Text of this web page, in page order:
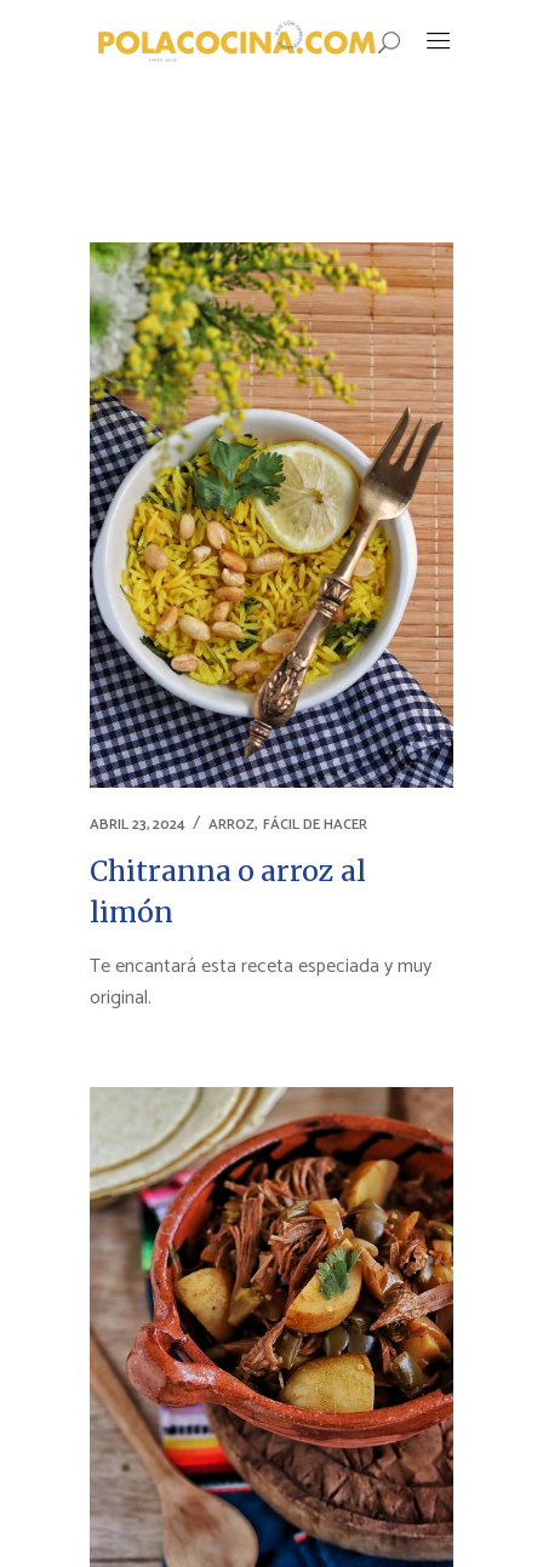
ABRIL 23, 2024 ARROZ, FÁCIL DE HACER
Chitranna o arroz al
limón
Te encantará esta receta especiada y muy
original.